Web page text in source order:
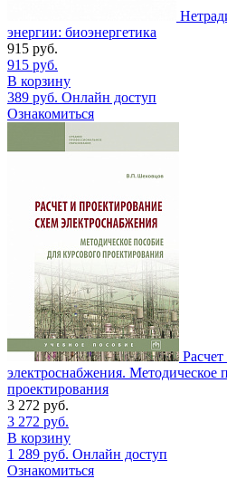
энергии: биоэнергетика
915 руб.
915 руб.
В корзину
389 руб. Онлайн доступ
Ознакомиться
электроснабжения. Методическое
проектирования
3 272 руб.
3 272 руб.
В корзину
1 289 руб. Онлайн доступ
Ознакомиться